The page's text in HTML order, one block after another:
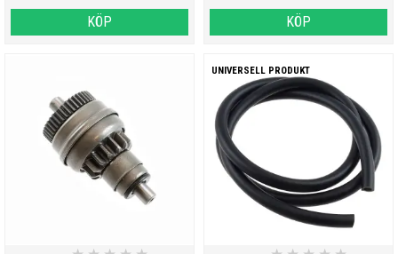
KÖP KÖP
UNIVERSELL PRODUKT